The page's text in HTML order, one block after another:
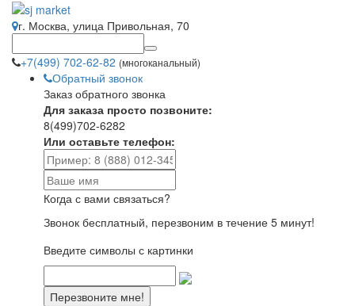
г. Москва, улица Привольная, 70
+7(499) 702-62-82 (многоканальный)
Обратный звонок
Заказ обратного звонка
Для заказа просто позвоните:
8(499)702-6282
Или оставьте телефон:
Когда с вами связаться?
Звонок бесплатный, перезвоним в течение 5 минут!
Введите символы с картинки